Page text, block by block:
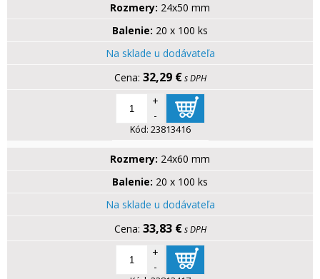
Rozmery: 24x50 mm
Balenie: 20 x 100 ks
Na sklade u dodávateľa
32,29 € s DPH
+
-
Kód: 23813416
Rozmery: 24x60 mm
Balenie: 20 x 100 ks
Na sklade u dodávateľa
33,83 € s DPH
+
-